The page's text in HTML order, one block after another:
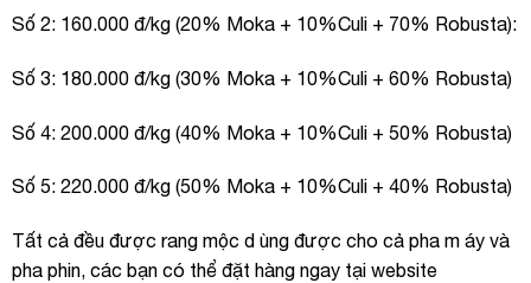
Số 2: 160.000 đ/kg (20% Moka + 10%Culi + 70% Robusta):
Số 3: 180.000 đ/kg (30% Moka + 10%Culi + 60% Robusta)
Số 4: 200.000 đ/kg (40% Moka + 10%Culi + 50% Robusta)
Số 5: 220.000 đ/kg (50% Moka + 10%Culi + 40% Robusta)
Tất cả đều được rang mộc d ùng được cho cả pha m áy và
pha phin, các bạn có thể đặt hàng ngay tại website